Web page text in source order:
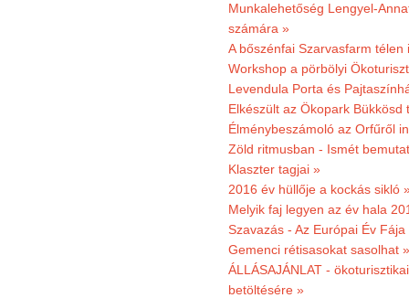
Munkalehetőség Lengyel-
számára »
A bőszénfai Szarvasfarm
Workshop a pörbölyi
Levendula Porta és
Elkészült az Ökopark
Élménybeszámoló az Orfűről
Zöld ritmusban - Ismét
Klaszter tagjai »
2016 év hüllője a kockás sikló
Melyik faj legyen az év hala
Szavazás - Az Európai Év
Gemenci rétisasokat sasolhat »
ÁLLÁSAJÁNLAT -
betöltésére »